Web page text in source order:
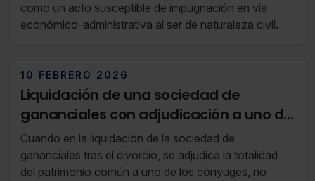
como un acto susceptible de impugnación en vía
económico-administrativa al ser de naturaleza civil.
10 FEBRERO 2026
Liquidación de una sociedad de
gananciales con adjudicación a uno de
los cónyuges de la totalidad del
patrimonio común
Cuando en la liquidación de la sociedad de
gananciales tras el divorcio, se adjudica la totalidad
del patrimonio común a uno de los cónyuges, no